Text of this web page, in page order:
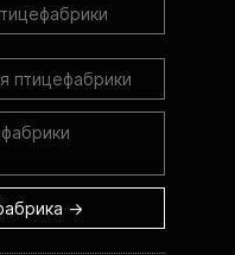
птицефабрики
→